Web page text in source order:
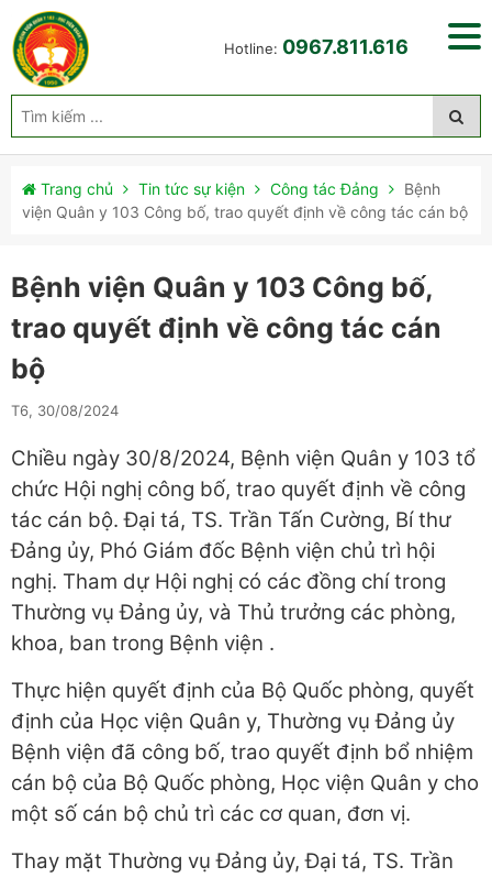
Hotline: 0967.811.616
Trang chủ Tin tức sự kiện Công tác Đảng
Bệnh
viện Quân y 103 Công bố, trao quyết định về công tác cán bộ
Bệnh viện Quân y 103 Công bố,
trao quyết định về công tác cán
bộ
T6, 30/08/2024
Chiều ngày 30/8/2024, Bệnh viện Quân y 103 tổ
chức Hội nghị công bố, trao quyết định về công
tác cán bộ. Đại tá, TS. Trần Tấn Cường, Bí thư
Đảng ủy, Phó Giám đốc Bệnh viện chủ trì hội
nghị. Tham dự Hội nghị có các đồng chí trong
Thường vụ Đảng ủy, và Thủ trưởng các phòng,
khoa, ban trong Bệnh viện .
Thực hiện quyết định của Bộ Quốc phòng, quyết
định của Học viện Quân y, Thường vụ Đảng ủy
Bệnh viện đã công bố, trao quyết định bổ nhiệm
cán bộ của Bộ Quốc phòng, Học viện Quân y cho
một số cán bộ chủ trì các cơ quan, đơn vị.
Thay mặt Thường vụ Đảng ủy, Đại tá, TS. Trần